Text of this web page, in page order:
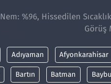
Nem: %96, Hissedilen
Görüş
Adıyaman Afyonkarahisar
Bartın Batman